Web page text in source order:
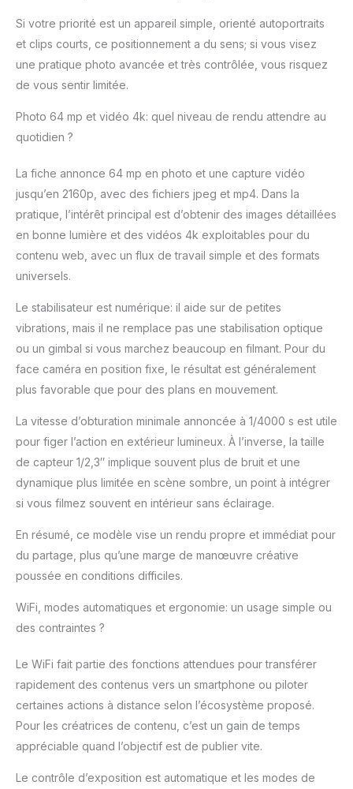
Si votre priorité est un appareil simple, orienté autoportraits
et clips courts, ce positionnement a du sens; si vous visez
une pratique photo avancée et très contrôlée, vous risquez
de vous sentir limitée.
Photo 64 mp et vidéo 4k: quel niveau de rendu attendre au
quotidien ?
La fiche annonce 64 mp en photo et une capture vidéo
jusqu’en 2160p, avec des fichiers jpeg et mp4. Dans la
pratique, l’intérêt principal est d’obtenir des images détaillées
en bonne lumière et des vidéos 4k exploitables pour du
contenu web, avec un flux de travail simple et des formats
universels.
Le stabilisateur est numérique: il aide sur de petites
vibrations, mais il ne remplace pas une stabilisation optique
ou un gimbal si vous marchez beaucoup en filmant. Pour du
face caméra en position fixe, le résultat est généralement
plus favorable que pour des plans en mouvement.
La vitesse d’obturation minimale annoncée à 1/4000 s est utile
pour figer l’action en extérieur lumineux. À l’inverse, la taille
de capteur 1/2,3″ implique souvent plus de bruit et une
dynamique plus limitée en scène sombre, un point à intégrer
si vous filmez souvent en intérieur sans éclairage.
En résumé, ce modèle vise un rendu propre et immédiat pour
du partage, plus qu’une marge de manœuvre créative
poussée en conditions difficiles.
WiFi, modes automatiques et ergonomie: un usage simple ou
des contraintes ?
Le WiFi fait partie des fonctions attendues pour transférer
rapidement des contenus vers un smartphone ou piloter
certaines actions à distance selon l’écosystème proposé.
Pour les créatrices de contenu, c’est un gain de temps
appréciable quand l’objectif est de publier vite.
Le contrôle d’exposition est automatique et les modes de